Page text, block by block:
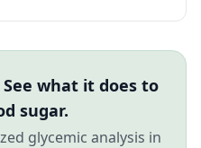
what it does to
sugar.
glycemic analysis in